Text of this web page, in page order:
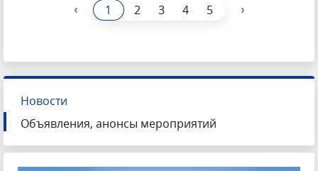
‹ 1 2 3 4 5 ›
Новости
Объявления, анонсы мероприятий